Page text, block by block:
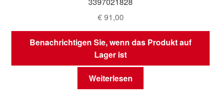
€91,00
Benachrichtigen Sie, wenn das Produkt auf
Lager ist
Weiterlesen